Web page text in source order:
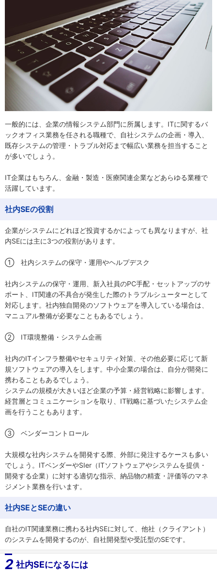
一般的には、企業の情報システム部門に所属します。ITに関するバ
ックオフィス業務を任される職種で、自社システムの企画・導入、
既存システムの管理・トラブル対応まで幅広い業務を担当すること
が多いでしょう。
IT企業はもちろん、金融・製造・医療関連企業などあらゆる業種で
活躍しています。
社内SEの役割
企業がシステムにどれほど投資するかによっても異なりますが、社
内SEには主に3つの役割があります。
① 社内システムの保守・運用やヘルプデスク
社内システムの保守・運用、新入社員のPC手配・セットアップのサ
ポート、IT関連の不具合が発生した際のトラブルシューターとして
対応します。社内独自開発のソフトウェアを導入している場合は、
マニュアル整備が必要なこともあるでしょう。
② IT環境整備・システム企画
社内のITインフラ整備やセキュリティ対策、その他必要に応じて新
規ソフトウェアの導入をします。中小企業の場合は、自分が開発に
携わることもあるでしょう。
システムの規模が大きいほど企業の予算・経営戦略に影響します。
経営層とコミュニケーションを取り、IT戦略に基づいたシステム企
画を行うこともあります。
③ ベンダーコントロール
大規模な社内システムを開発する際、外部に発注するケースも多い
でしょう。ITベンダーやSIer（ITソフトウェアやシステムを提供・
開発する企業）に対する適切な指示、納品物の精査・評価等のマネ
ジメント業務を行います。
社内SEとSEの違い
自社のIT関連業務に携わる社内SEに対して、他社（クライアント）
のシステムを開発するのが、自社開発型や受託型のSEです。
2 社内SEになるには